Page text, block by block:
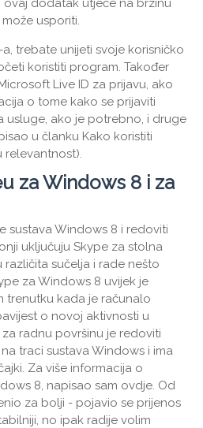
dodatak utječe na brzinu
usporiti.
trebate unijeti svoje korisničko
koristiti program. Također
Live ID za prijavu, ako
o tome kako se prijaviti
usluge, ako je potrebno, i druge
u članku Kako koristiti
relevantnost).
za Windows 8 i za
sustava Windows 8 i redoviti
uključuju Skype za stolna
različita sučelja i rade nešto
za Windows 8 uvijek je
trenutku kada je računalo
o novoj aktivnosti u
radnu površinu je redoviti
traci sustava Windows i ima
Za više informacija o
8, napisao sam ovdje. Od
za bolji - pojavio se prijenos
no ipak radije volim